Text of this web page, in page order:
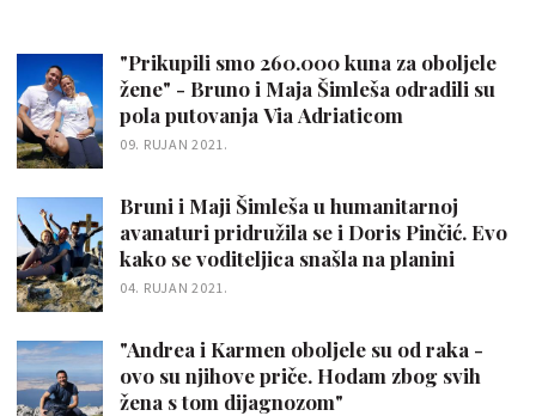
"Prikupili smo 260.000 kuna za oboljele
žene" - Bruno i Maja Šimleša odradili su
pola putovanja Via Adriaticom
09. RUJAN 2021.
Bruni i Maji Šimleša u humanitarnoj
avanaturi pridružila se i Doris Pinčić. Evo
kako se voditeljica snašla na planini
04. RUJAN 2021.
"Andrea i Karmen oboljele su od raka -
ovo su njihove priče. Hodam zbog svih
žena s tom dijagnozom"